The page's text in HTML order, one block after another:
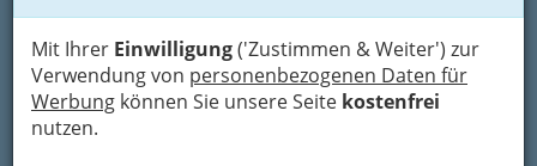
Mit Ihrer Einwilligung('Zustimmen & Weiter') zur
Verwendung von personenbezogenen Daten für
Werbung können Sie unsere Seite kostenfrei
nutzen.
Nach dem Angriff von Russland auf die Ukraine
ist dieAngst vor einem Kriegwieder mitten in
Europa angekommen.